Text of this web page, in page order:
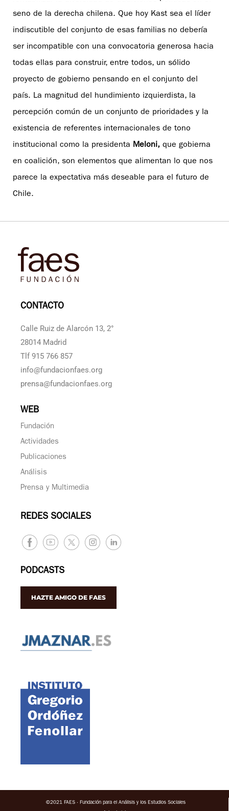
seno de la derecha chilena. Que hoy Kast sea el líder
indiscutible del conjunto de esas familias no debería
ser incompatible con una convocatoria generosa hacia
todas ellas para construir, entre todos, un sólido
proyecto de gobierno pensando en el conjunto del
país. La magnitud del hundimiento izquierdista, la
percepción común de un conjunto de prioridades y la
existencia de referentes internacionales de tono
institucional como la presidenta Meloni, que gobierna
en coalición, son elementos que alimentan lo que nos
parece la expectativa más deseable para el futuro de
Chile.
CONTACTO
Calle Ruiz de Alarcón 13, 2°
28014 Madrid
Tlf 915 766 857
info@fundacionfaes.org
prensa@fundacionfaes.org
WEB
Fundación
Actividades
Publicaciones
Análisis
Prensa y Multimedia
REDES SOCIALES
PODCASTS
HAZTE AMIGO DE FAES
©2021 FAES · Fundación para el Análisis y los Estudios Sociales